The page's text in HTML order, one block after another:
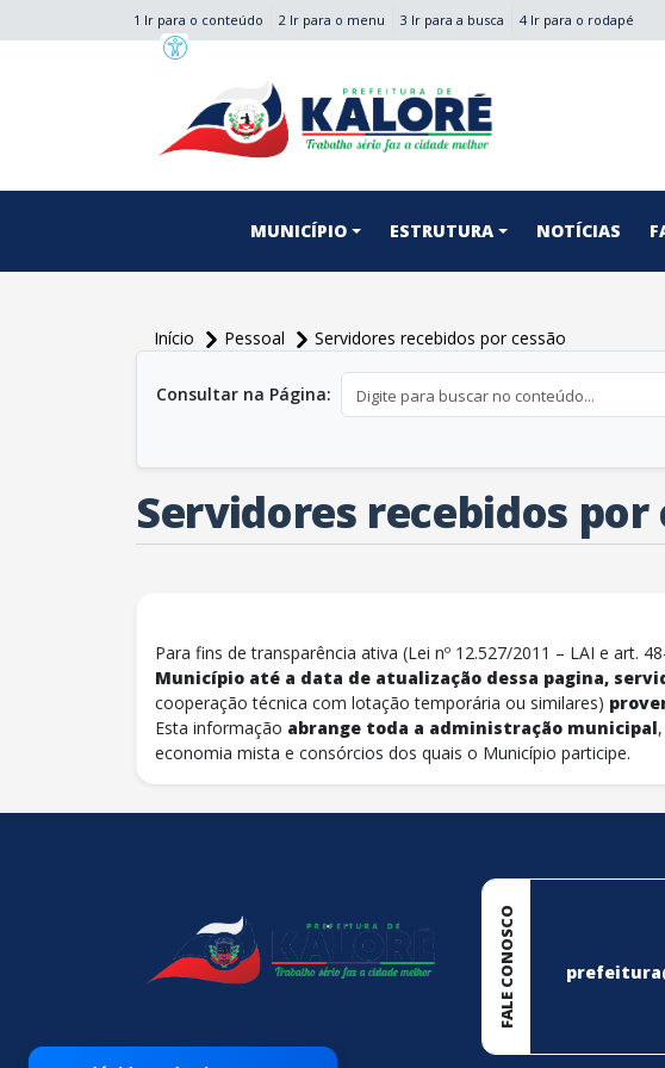
1 Ir para o conteúdo 2 Ir para o menu 3 Ir para a busca 4 Ir para o rodapé
MUNICÍPIO ESTRUTURA NOTÍCIAS
Início Pessoal
Servidores recebidos por cessão
Consultar na Página:
Servidores recebidos por
Para fins de transparência ativa (Lei nº 12.527/2011 – LAI e art.
Município até a data de atualização dessa pagina,
cooperação técnica com lotação temporária ou similares)
Esta informação abrange toda a administração municipal
economia mista e consórcios dos quais o Município participe.
FALE CONOSCO